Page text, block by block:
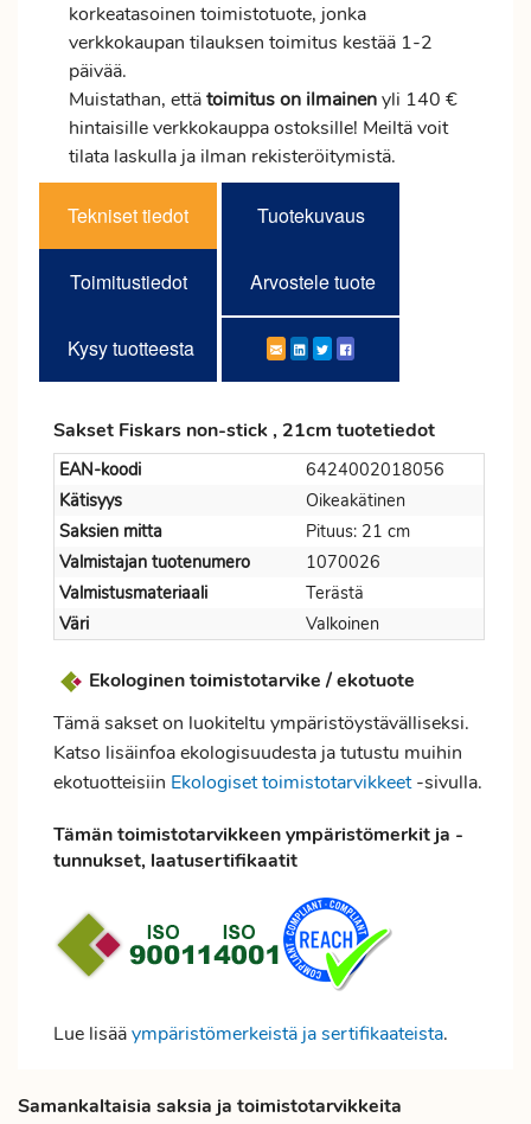
korkeatasoinen toimistotuote, jonka
verkkokaupan tilauksen toimitus kestää 1-2
päivää.
Muistathan, ettätoimituson ilmainenyli 140 €
hintaisille verkkokauppa ostoksille! Meiltä voit
tilata laskulla ja ilman rekisteröitymistä.
Tekniset tiedot Tuotekuvaus
Toimitustiedot Arvostele tuote
Kysy tuotteesta
Sakset Fiskars non-stick , 21cm tuotetiedot
EAN-koodi
6424002018056
Kätisyys
Oikeakätinen
Saksien mitta
Pituus: 21 cm
Valmistajan tuotenumero
1070026
Valmistusmateriaali
Terästä
Väri
Valkoinen
Ekologinen toimistotarvike / ekotuote
Tämä sakset on luokiteltu ympäristöystävälliseksi.
Katso lisäinfoa ekologisuudesta ja tutustu muihin
ekotuotteisiin Ekologiset toimistotarvikkeet-sivulla.
Tämän toimistotarvikkeen ympäristömerkit ja -
tunnukset, laatusertifikaatit
Lue lisääympäristömerkeistä ja sertifikaateista.
Samankaltaisia saksia ja toimistotarvikkeita